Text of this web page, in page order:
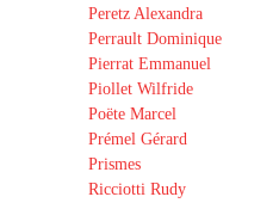
Peretz Alexandra
Perrault Dominique
Pierrat Emmanuel
Piollet Wilfride
Poëte Marcel
Prémel Gérard
Prismes
Ricciotti Rudy